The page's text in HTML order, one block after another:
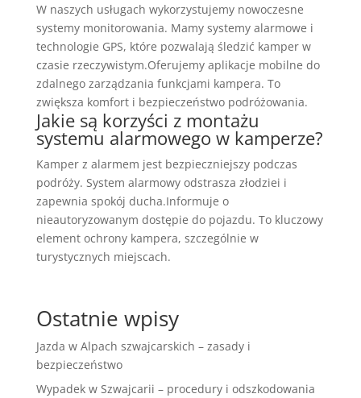
W naszych usługach wykorzystujemy nowoczesne
systemy monitorowania. Mamy systemy alarmowe i
technologie GPS, które pozwalają śledzić kamper w
czasie rzeczywistym.Oferujemy aplikacje mobilne do
zdalnego zarządzania funkcjami kampera. To
zwiększa komfort i bezpieczeństwo podróżowania.
Jakie są korzyści z montażu
systemu alarmowego w kamperze?
Kamper z alarmem jest bezpieczniejszy podczas
podróży. System alarmowy odstrasza złodziei i
zapewnia spokój ducha.Informuje o
nieautoryzowanym dostępie do pojazdu. To kluczowy
element ochrony kampera, szczególnie w
turystycznych miejscach.
Ostatnie wpisy
Jazda w Alpach szwajcarskich – zasady i
bezpieczeństwo
Wypadek w Szwajcarii – procedury i odszkodowania